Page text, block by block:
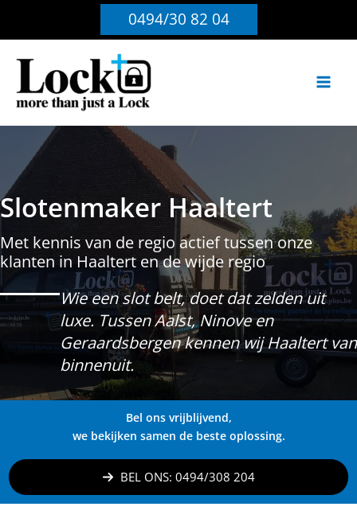
0494/30 82 04
Slotenmaker Haaltert
Met kennis van de regio actief tussen onze
klanten in Haaltert en de wijde regio
Wie een slot belt, doet dat zelden uit
luxe. Tussen Aalst, Ninove en
Geraardsbergen kennen wij Haaltert van
binnenuit.
Bel ons vrijblijvend,
we bekijken samen de beste oplossing.
BEL ONS: 0494/308 204